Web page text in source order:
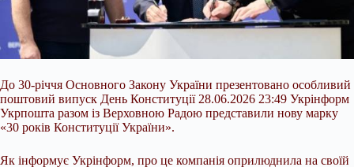
До 30-річчя Основного Закону України презентовано особливий
поштовий випуск День Конституції 28.06.2026 23:49 Укрінформ
Укрпошта разом із Верховною Радою представили нову марку
«30 років Конституції України».
Як інформує Укрінформ, про це компанія оприлюднила на своїй